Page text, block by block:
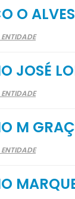
O
JOSÉ
M